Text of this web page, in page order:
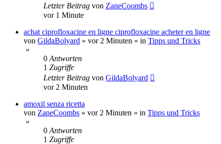
Letzter Beitrag von ZaneCoombs
vor 1 Minute
achat ciprofloxacine en ligne ciprofloxacine acheter en ligne
von GildaBolyard » vor 2 Minuten » in Tipps und Tricks
»
0 Antworten
1 Zugriffe
Letzter Beitrag von GildaBolyard
vor 2 Minuten
amoxil senza ricetta
von ZaneCoombs » vor 2 Minuten » in Tipps und Tricks
»
0 Antworten
1 Zugriffe